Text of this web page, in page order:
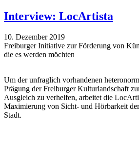
Interview: LocArtista
10. Dezember 2019
Freiburger Initiative zur Förderung von
die es werden möchten
Um der unfraglich vorhandenen
Prägung der Freiburger Kulturlandschaft
Ausgleich zu verhelfen, arbeitet die
Maximierung von Sicht- und Hörbarkeit
Stadt.